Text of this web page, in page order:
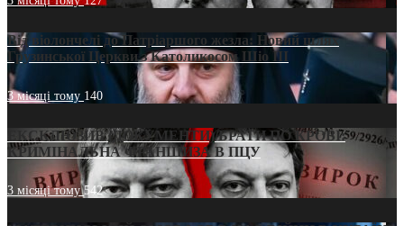
Від віолончелі до Патріаршого жезла: Новий шлях
Грузинської Церкви з Католикосом Шіо III
3 місяці тому 140
ЕКСКЛЮЗИВ (ДОКУМЕНТИ)/БРАТИ ПО КРОВІ:
КРИМІНАЛЬНА ФРАНШИЗА В ПЦУ
3 місяці тому542